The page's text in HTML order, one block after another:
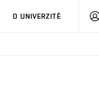
O UNIVERZITĚ